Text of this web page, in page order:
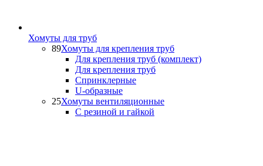
Хомуты для труб
89Хомуты для крепления труб
Для крепления труб (комплект)
Для крепления труб
Спринклерные
U-образные
25Хомуты вентиляционные
С резиной и гайкой